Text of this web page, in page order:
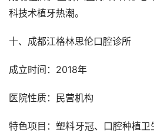
科技术植牙热潮。
十、成都江格林思伦口腔诊所
成立时间：2018年
医院性质：民营机构
特色项目：塑料牙冠、口腔种植